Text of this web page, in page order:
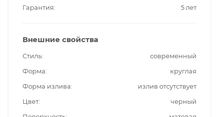
Гарантия 5 лет
Внешние свойства
Стиль
современный
Форма
круглая
Форма излива
излив отсутствует
Цвет
черный